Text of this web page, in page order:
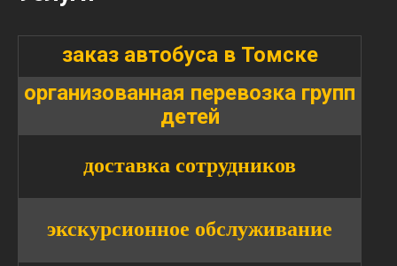
заказ автобуса в Томске
организованная перевозка групп
детей
доставка сотрудников
экскурсионное обслуживание